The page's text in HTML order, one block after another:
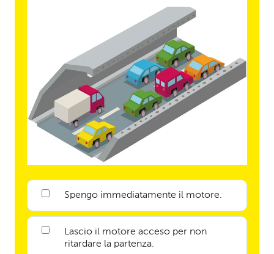
Spengo immediatamente il motore.
Lascio il motore acceso per non
ritardare la partenza.